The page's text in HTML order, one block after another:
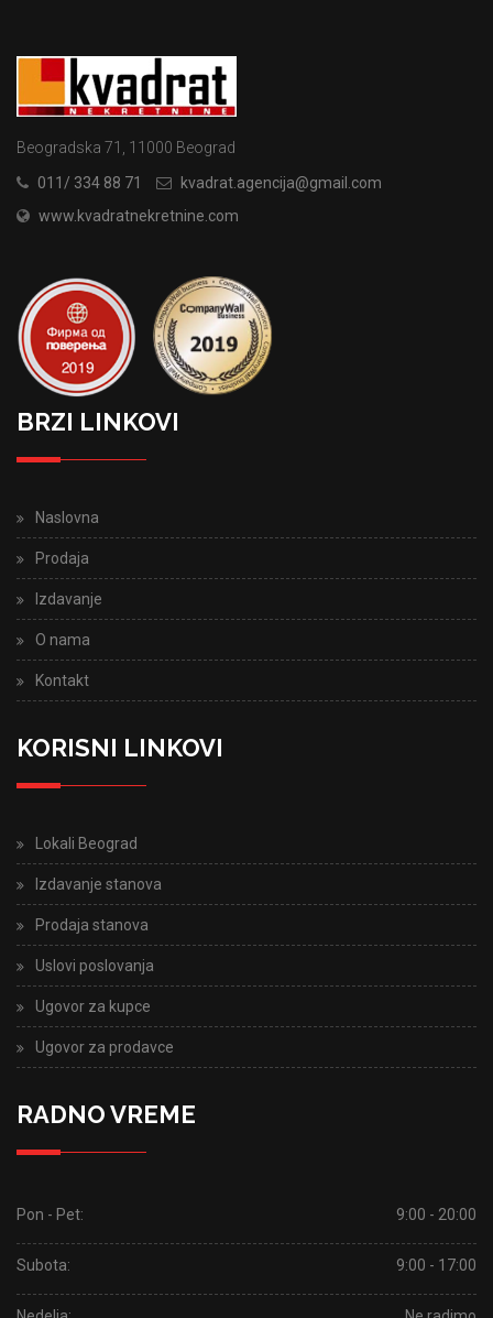
Beogradska 71, 11000 Beograd
011/ 334 88 71
kvadrat.agencija@gmail.com
www.kvadratnekretnine.com
BRZI LINKOVI
Naslovna
Prodaja
Izdavanje
O nama
Kontakt
KORISNI LINKOVI
Lokali Beograd
Izdavanje stanova
Prodaja stanova
Uslovi poslovanja
Ugovor za kupce
Ugovor za prodavce
RADNO VREME
Pon - Pet: 9:00 - 20:00
Subota: 9:00 - 17:00